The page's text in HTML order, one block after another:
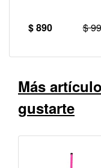
$ 890 $
Más
gustarte